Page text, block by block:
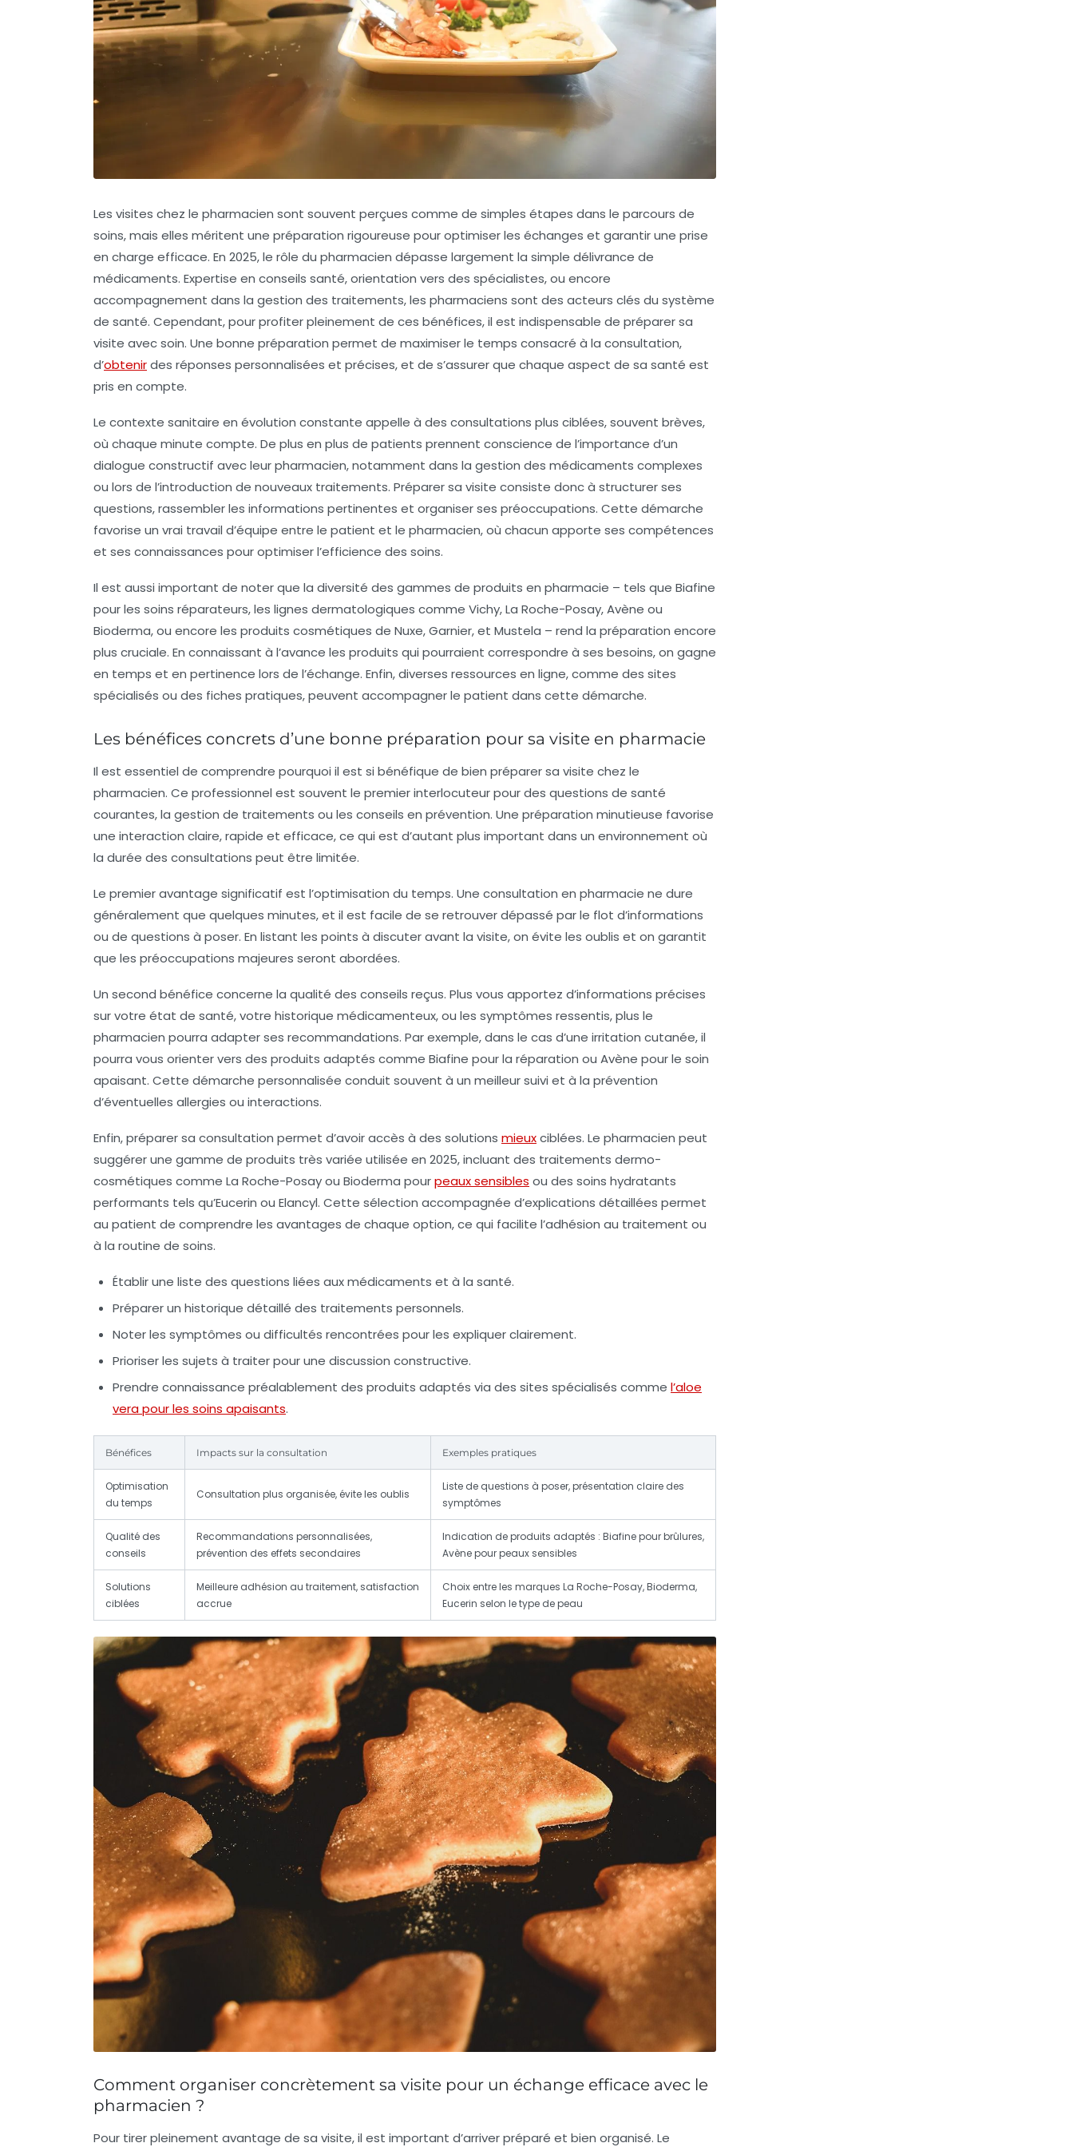
Les visites chez le pharmacien sont souvent perçues comme de simples étapes dans le parcours de
soins, mais elles méritent une préparation rigoureuse pour optimiser les échanges et garantir une prise
en charge efficace. En 2025, le rôle du pharmacien dépasse largement la simple délivrance de
médicaments. Expertise en conseils santé, orientation vers des spécialistes, ou encore
accompagnement dans la gestion des traitements, les pharmaciens sont des acteurs clés du système
de santé. Cependant, pour profiter pleinement de ces bénéfices, il est indispensable de préparer sa
visite avec soin. Une bonne préparation permet de maximiser le temps consacré à la consultation,
d’obtenirdes réponses personnalisées et précises, et de s’assurer que chaque aspect de sa santé est
pris en compte.
Le contexte sanitaire en évolution constante appelle à des consultations plus ciblées, souvent brèves,
où chaque minute compte. De plus en plus de patients prennent conscience de l’importance d’un
dialogue constructif avec leur pharmacien, notamment dans la gestion des médicaments complexes
ou lors de l’introduction de nouveaux traitements. Préparer sa visite consiste donc à structurer ses
questions, rassembler les informations pertinentes et organiser ses préoccupations. Cette démarche
favorise un vrai travail d’équipe entre le patient et le pharmacien, où chacun apporte ses compétences
et ses connaissances pour optimiser l’efficience des soins.
Il est aussi important de noter que la diversité des gammes de produits en pharmacie – tels que Biafine
pour les soins réparateurs, les lignes dermatologiques comme Vichy, La Roche-Posay, Avène ou
Bioderma, ou encore les produits cosmétiques de Nuxe, Garnier, et Mustela – rend la préparation encore
plus cruciale. En connaissant à l’avance les produits qui pourraient correspondre à ses besoins, on gagne
en temps et en pertinence lors de l’échange. Enfin, diverses ressources en ligne, comme des sites
spécialisés ou des fiches pratiques, peuvent accompagner le patient dans cette démarche.
Les bénéfices concrets d’une bonne préparation pour sa visite en pharmacie
Il est essentiel de comprendre pourquoi il est si bénéfique de bien préparer sa visite chez le
pharmacien. Ce professionnel est souvent le premier interlocuteur pour des questions de santé
courantes, la gestion de traitements ou les conseils en prévention. Une préparation minutieuse favorise
une interaction claire, rapide et efficace, ce qui est d’autant plus important dans un environnement où
la durée des consultations peut être limitée.
Le premier avantage significatif est l’optimisation du temps. Une consultation en pharmacie ne dure
généralement que quelques minutes, et il est facile de se retrouver dépassé par le flot d’informations
ou de questions à poser. En listant les points à discuter avant la visite, on évite les oublis et on garantit
que les préoccupations majeures seront abordées.
Un second bénéfice concerne la qualité des conseils reçus. Plus vous apportez d’informations précises
sur votre état de santé, votre historique médicamenteux, ou les symptômes ressentis, plus le
pharmacien pourra adapter ses recommandations. Par exemple, dans le cas d’une irritation cutanée, il
pourra vous orienter vers des produits adaptés comme Biafine pour la réparation ou Avène pour le soin
apaisant. Cette démarche personnalisée conduit souvent à un meilleur suivi et à la prévention
d’éventuelles allergies ou interactions.
Enfin, préparer sa consultation permet d’avoir accès à des solutions mieuxciblées. Le pharmacien peut
suggérer une gamme de produits très variée utilisée en 2025, incluant des traitements dermo-
cosmétiques comme La Roche-Posay ou Bioderma pourpeaux sensibles ou des soins hydratants
performants tels qu’Eucerin ou Elancyl. Cette sélection accompagnée d’explications détaillées permet
au patient de comprendre les avantages de chaque option, ce qui facilite l’adhésion au traitement ou
à la routine de soins.
Établir une liste des questions liées aux médicaments et à la santé.
Préparer un historique détaillé des traitements personnels.
Noter les symptômes ou difficultés rencontrées pour les expliquer clairement.
Prioriser les sujets à traiter pour une discussion constructive.
Prendre connaissance préalablement des produits adaptés via des sites spécialisés comme l’aloe
vera pour les soins apaisants.
Bénéfices Impacts sur la consultation Exemples pratiques
Optimisation
du temps
Consultation plus organisée, évite les oublis
Liste de questions à poser, présentation claire des
symptômes
Qualité des
conseils
Recommandations personnalisées,
prévention des effets secondaires
Indication de produits adaptés : Biafine pour brûlures,
Avène pour peaux sensibles
Solutions
ciblées
Meilleure adhésion au traitement, satisfaction
accrue
Choix entre les marques La Roche-Posay, Bioderma,
Eucerin selon le type de peau
Comment organiser concrètement sa visite pour un échange efficace avec le
pharmacien ?
Pour tirer pleinement avantage de sa visite, il est important d’arriver préparé et bien organisé. Le